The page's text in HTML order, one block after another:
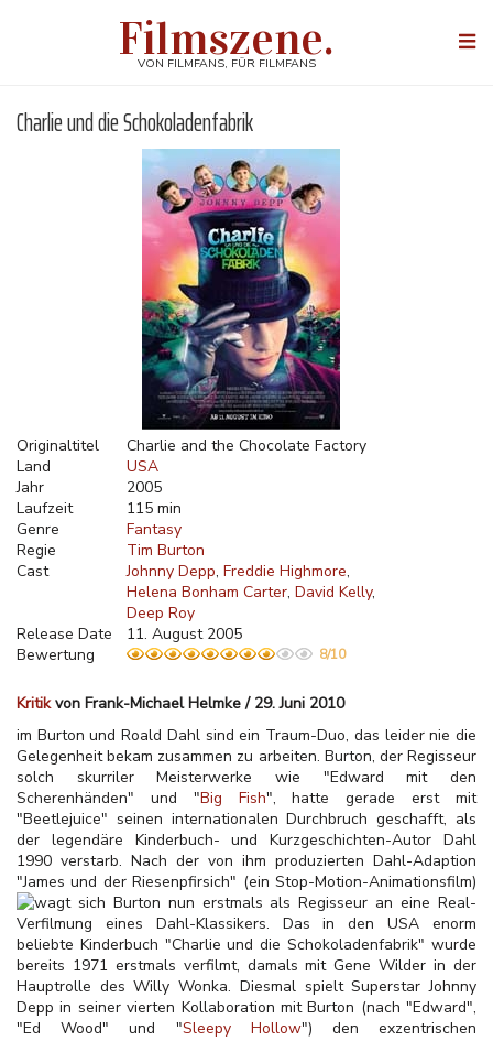
Filmszene.
VON FILMFANS, FÜR FILMFANS
Charlie und die Schokoladenfabrik
Originaltitel
Charlie and the Chocolate Factory
Land
USA
Jahr
2005
Laufzeit
115 min
Genre
Fantasy
Regie
Tim Burton
Cast
Johnny Depp Freddie Highmore
Helena Bonham Carter David Kelly
Deep Roy
Release Date
11. August 2005
Bewertung
8/10
Kritikvon Frank-Michael Helmke / 29. Juni 2010
im Burton und Roald Dahl sind ein Traum-Duo, das leider nie die
Gelegenheit bekam zusammen zu arbeiten. Burton, der Regisseur
solch skurriler Meisterwerke wie "Edward mit den
Scherenhänden" und "Big Fish", hatte gerade erst mit
"Beetlejuice" seinen internationalen Durchbruch geschafft, als
der legendäre Kinderbuch- und Kurzgeschichten-Autor Dahl
1990 verstarb. Nach der von ihm produzierten Dahl-Adaption
"James und der Riesenpfirsich" (ein Stop-Motion-Animationsfilm)
wagt sich Burton nun erstmals als Regisseur an eine Real-
Verfilmung eines Dahl-Klassikers. Das in den USA enorm
beliebte Kinderbuch "Charlie und die Schokoladenfabrik" wurde
bereits 1971 erstmals verfilmt, damals mit Gene Wilder in der
Hauptrolle des Willy Wonka. Diesmal spielt Superstar Johnny
Depp in seiner vierten Kollaboration mit Burton (nach "Edward",
"Ed Wood" und "Sleepy Hollow") den exzentrischen